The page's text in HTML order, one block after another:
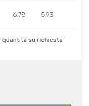
6.78 5.93
quantità su richiesta